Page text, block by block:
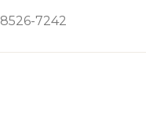
7242